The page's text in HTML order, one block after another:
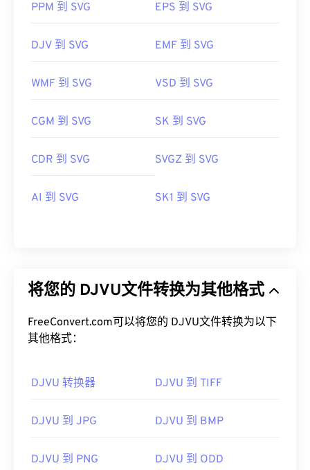
PPM 到 SVG EPS 到 SVG
DJV 到 SVG EMF 到 SVG
WMF 到 SVG VSD 到 SVG
CGM 到 SVG SK 到 SVG
CDR 到 SVG SVGZ 到 SVG
AI 到 SVG SK1 到 SVG
将您的 DJVU文件转换为其他格式
FreeConvert.com可以将您的 DJVU文件转换为以下
其他格式：
DJVU 转换器 DJVU 到 TIFF
DJVU 到 JPG DJVU 到 BMP
DJVU 到 PNG DJVU 到 ODD